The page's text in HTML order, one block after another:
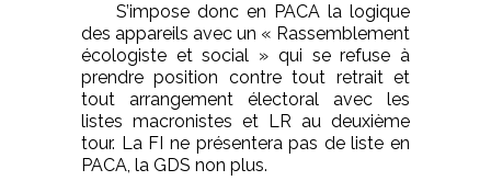
S’impose donc en PACA la logique
des appareils avec un « Rassemblement
écologiste et social » qui se refuse à
prendre position contre tout retrait et
tout arrangement électoral avec les
listes macronistes et LR au deuxième
tour. La FI ne présentera pas de liste en
PACA, la GDS non plus.